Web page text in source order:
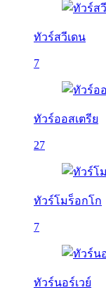
ทัวร์สวีเดน
7
ทัวร์ออสเตรีย
27
ทัวร์โมร็อกโก
7
ทัวร์นอร์เวย์